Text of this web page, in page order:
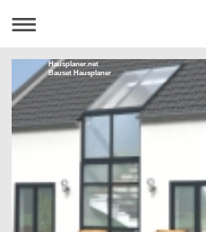
Hausplaner.net
Bauset Hausplaner